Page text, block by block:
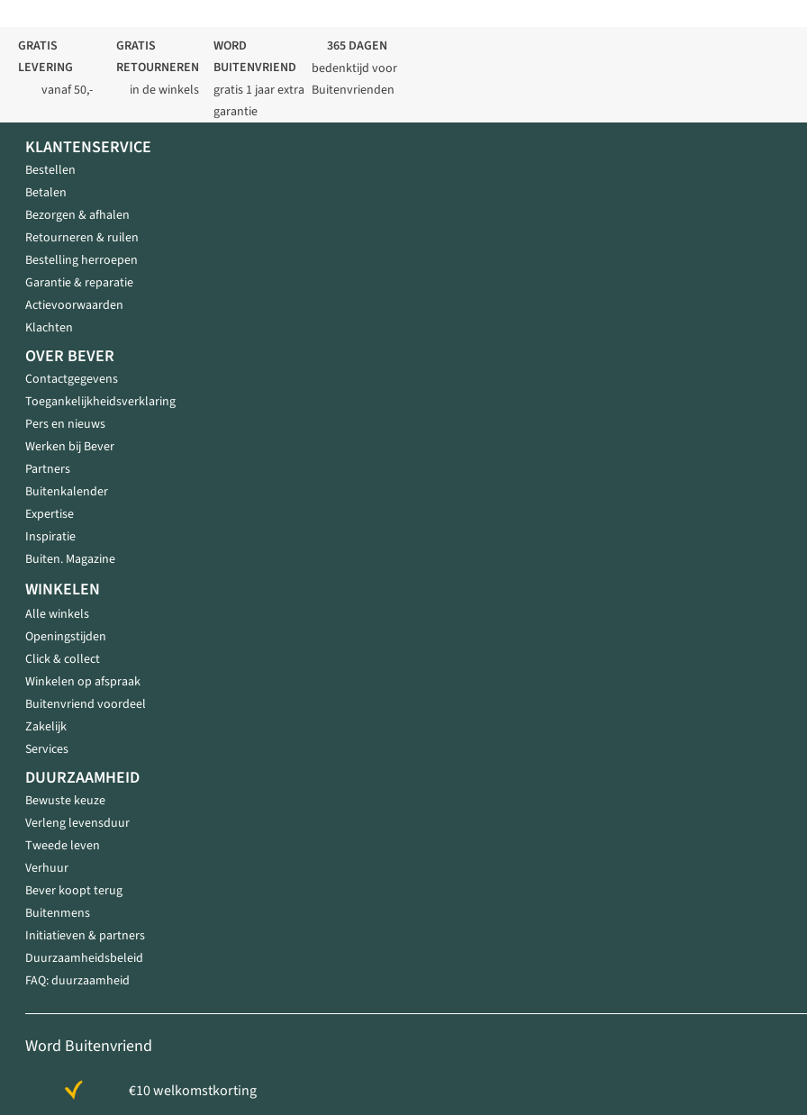
GRATIS
LEVERING
vanaf 50,-
GRATIS
RETOURNEREN
in de winkels
WORD
BUITENVRIEND
gratis 1 jaar extra
garantie
365 DAGEN
bedenktijd voor
Buitenvrienden
KLANTENSERVICE
Bestellen
Betalen
Bezorgen & afhalen
Retourneren & ruilen
Bestelling herroepen
Garantie & reparatie
Actievoorwaarden
Klachten
OVER BEVER
Contactgegevens
Toegankelijkheidsverklaring
Pers en nieuws
Werken bij Bever
Partners
Buitenkalender
Expertise
Inspiratie
Buiten. Magazine
WINKELEN
Alle winkels
Openingstijden
Click & collect
Winkelen op afspraak
Buitenvriend voordeel
Zakelijk
Services
DUURZAAMHEID
Bewuste keuze
Verleng levensduur
Tweede leven
Verhuur
Bever koopt terug
Buitenmens
Initiatieven & partners
Duurzaamheidsbeleid
FAQ: duurzaamheid
Word Buitenvriend
€10 welkomstkorting